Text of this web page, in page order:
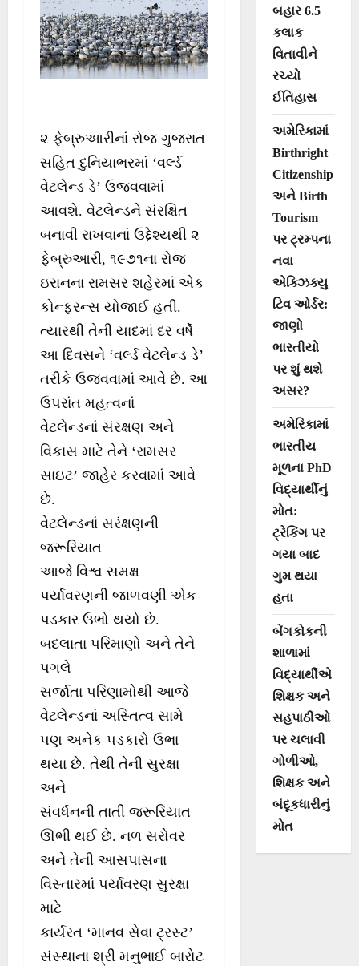
૨ ફેબ્રુઆરીનાં રોજ ગુજરાત
સહિત દુનિયાભરમાં ‘વર્લ્ડ
વેટલેન્ડ ડે’ ઉજવવામાં
આવશે. વેટલેન્ડને સંરક્ષિત
બનાવી રાખવાનાં ઉદ્દેશ્યથી ૨
ફેબ્રુઆરી, ૧૯૭૧ના રોજ
ઇરાનના રામસર શહેરમાં એક
કોન્ફરન્સ યોજાઈ હતી.
ત્યારથી તેની યાદમાં દર વર્ષે
આ દિવસને ‘વર્લ્ડ વેટલેન્ડ ડે’
તરીકે ઉજવવામાં આવે છે. આ
ઉપરાંત મહત્વનાં
વેટલેન્ડનાં સંરક્ષણ અને
વિકાસ માટે તેને ‘રામસર
સાઇટ’ જાહેર કરવામાં આવે
છે.
વેટલેન્ડનાં સરંક્ષણની
જરૂરિયાત
આજે વિશ્વ સમક્ષ
પર્યાવરણની જાળવણી એક
પડકાર ઉભો થયો છે.
બદલાતા પરિમાણો અને તેને
પગલે
સર્જાતા પરિણામોથી આજે
વેટલેન્ડનાં અસ્તિત્વ સામે
પણ અનેક પડકારો ઉભા
થયા છે. તેથી તેની સુરક્ષા
અને
સંવર્ધનની તાતી જરૂરિયાત
ઊભી થઈ છે. નળ સરોવર
અને તેની આસપાસના
વિસ્તારમાં પર્યાવરણ સુરક્ષા
માટે
કાર્યરત ‘માનવ સેવા ટ્રસ્ટ’
સંસ્થાના શ્રી મનુભાઈ બારોટ
બહાર 6.5
કલાક
વિતાવીને
રચ્યો
ઈતિહાસ
અમેરિકામાં
Birthright
Citizenship
અને Birth
Tourism
પર ટ્રમ્પના
નવા
એક્ઝિક્યુ
ટિવ ઓર્ડર:
જાણો
ભારતીયો
પર શું થશે
અસર?
અમેરિકામાં
ભારતીય
મૂળના PhD
વિદ્યાર્થીનું
મોત:
ટ્રેકિંગ પર
ગયા બાદ
ગુમ થયા
હતા
બેંગકોકની
શાળામાં
વિદ્યાર્થીએ
શિક્ષક અને
સહપાઠીઓ
પર ચલાવી
ગોળીઓ,
શિક્ષક અને
બંદૂકધારીનું
મોત